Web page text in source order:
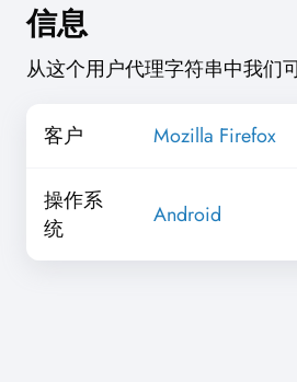
信息
从这个用户代理字符串中我们
客户 Mozilla Firefox
操作系
统
Android